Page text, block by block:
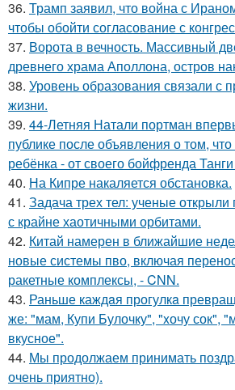
36. Трамп заявил, что война с
чтобы обойти согласование с
37. Ворота в вечность. Массивный
древнего храма Аполлона, остров
38. Уровень образования связали с
жизни.
39. 44-Летняя Натали портман
публике после объявления о том,
ребёнка - от своего бойфренда
40. На Кипре накаляется обстановка.
41. Задача трех тел: ученые
с крайне хаотичными орбитами.
42. Китай намерен в ближайшие
новые системы пво, включая
ракетные комплексы, - CNN.
43. Раньше каждaя прогулкa
же: "мам, Купи Булочку", "xочу сок",
вкусное".
44. Мы продолжаем принимать
очень приятно).